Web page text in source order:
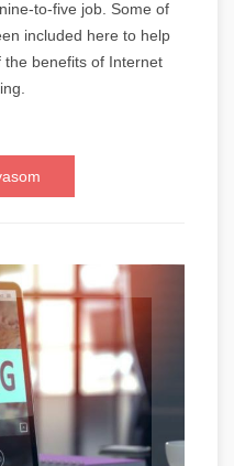
to-five job. Some of
included here to help
benefits of Internet